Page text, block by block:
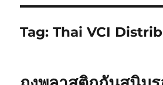
Tag:Thai VCI